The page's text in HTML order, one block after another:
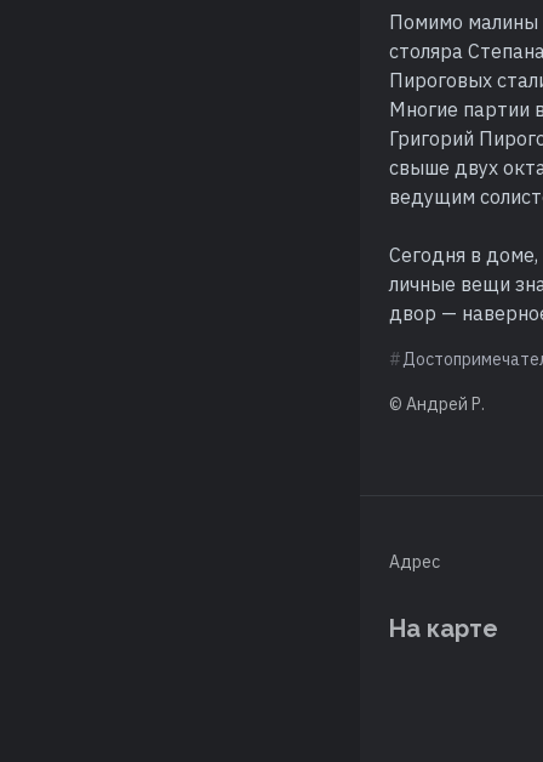
Помимо малины
столяра
Пироговых
Многие партии
Григорий
свыше двух
ведущим
Сегодня в
личные вещи
двор —
© Андрей Р.
Адрес
На карте